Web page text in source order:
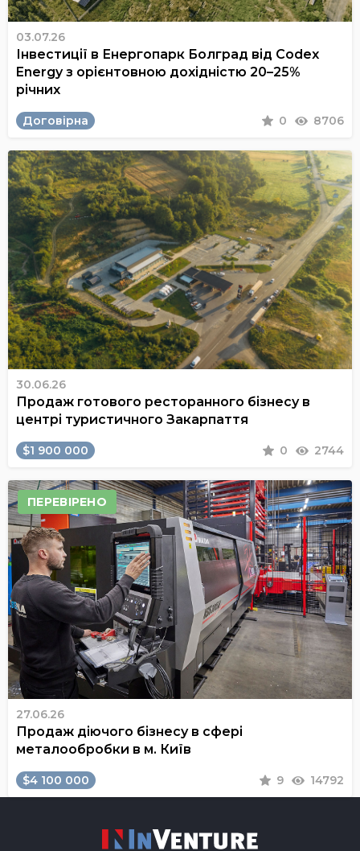
03.07.26
Інвестиції в Енергопарк Болград від Codex
Energy з орієнтовною дохідністю 20–25%
річних
Договірна 0 8706
30.06.26
Продаж готового ресторанного бізнесу в
центрі туристичного Закарпаття
$1 900 000 0 2744
ПЕРЕВІРЕНО
27.06.26
Продаж діючого бізнесу в сфері
металообробки в м. Київ
$4 100 000 9 14792